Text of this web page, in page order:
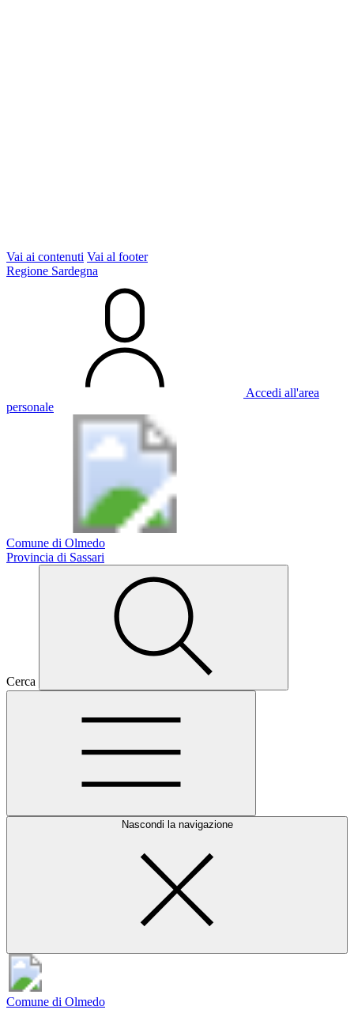
Vai ai contenuti Vai al footer
Regione Sardegna
Accedi all'area
personale
Comune di Olmedo
Provincia di Sassari
Cerca
Nascondi la navigazione
Comune di Olmedo